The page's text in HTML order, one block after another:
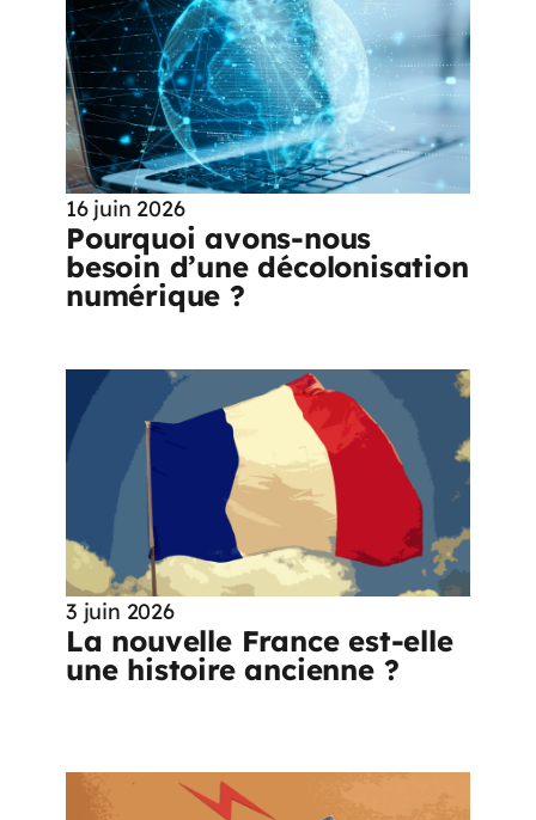
16 juin 2026
Pourquoi avons-nous
besoin d’une décolonisation
numérique ?
3 juin 2026
La nouvelle France est-elle
une histoire ancienne ?